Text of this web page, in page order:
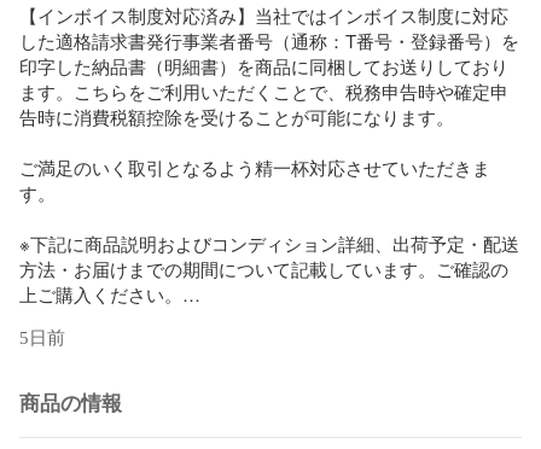
【インボイス制度対応済み】当社ではインボイス制度に対応
した適格請求書発行事業者番号（通称：T番号・登録番号）を
印字した納品書（明細書）を商品に同梱してお送りしており
ます。こちらをご利用いただくことで、税務申告時や確定申
告時に消費税額控除を受けることが可能になります。
ご満足のいく取引となるよう精一杯対応させていただきま
す。
※下記に商品説明およびコンディション詳細、出荷予定・配送
方法・お届けまでの期間について記載しています。ご確認の
上ご購入ください。
■商品名■
■出版社■
5日前
商品の情報